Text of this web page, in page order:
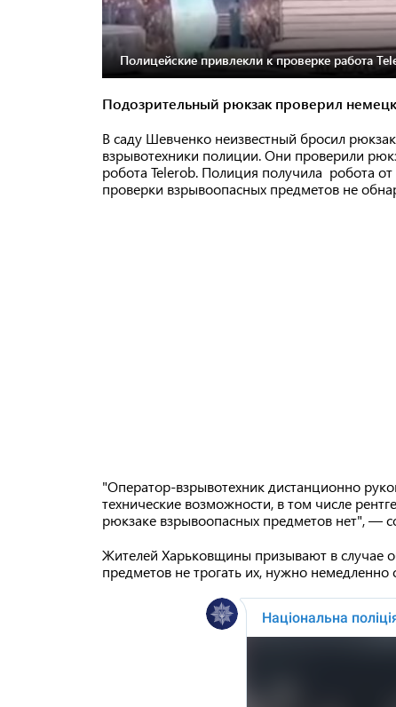
Полицейские привлекли к проверке работа
Подозрительный рюкзак проверил
В саду Шевченко неизвестный бросил
взрывотехники полиции. Они проверили
робота Telerob. Полиция получила робота
проверки взрывоопасных предметов не
"Оператор-взрывотехник дистанционно
технические возможности, в том числе
рюкзаке взрывоопасных предметов нет", —
Жителей Харьковщины призывают в случае
предметов не трогать их, нужно